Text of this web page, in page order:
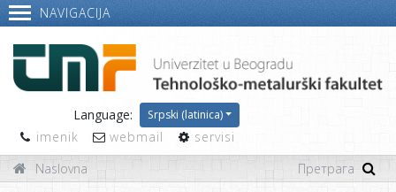
NAVIGACIJA
Language: Srpski (latinica)
imenik webmail
servisi
Naslovna